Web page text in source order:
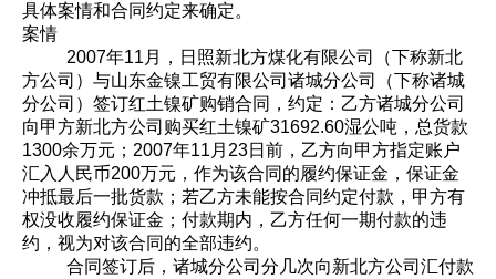
具体案情和合同约定来确定。
案情
2007年11月，日照新北方煤化有限公司（下称新北
方公司）与山东金镍工贸有限公司诸城分公司（下称诸城
分公司）签订红土镍矿购销合同，约定：乙方诸城分公司
向甲方新北方公司购买红土镍矿31692.60湿公吨，总货款
1300余万元；2007年11月23日前，乙方向甲方指定账户
汇入人民币200万元，作为该合同的履约保证金，保证金
冲抵最后一批货款；若乙方未能按合同约定付款，甲方有
权没收履约保证金；付款期内，乙方任何一期付款的违
约，视为对该合同的全部违约。
合同签订后，诸城分公司分几次向新北方公司汇付款